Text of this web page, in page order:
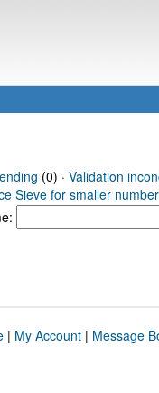
(0) · Validation
Sieve for smaller
| My Account| Message